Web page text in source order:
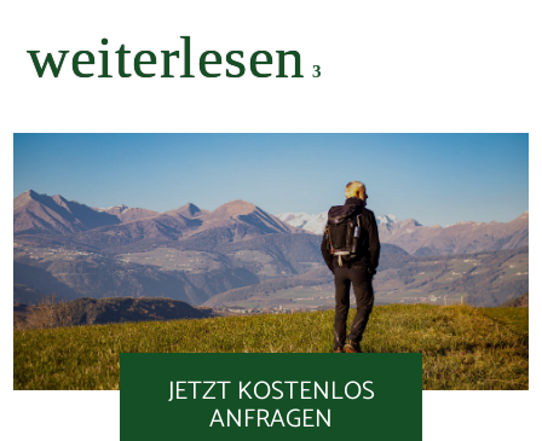
der Umgebung bewirtschaftet. Auf einer Alm bei herrlichem
Panorama schmecken die Südtiroler Spezialitäten so
IhreGastfamilienach Geheimtipps zu den schönsten Touren
und den besten Hütten!
weiterlesen 3
JETZT KOSTENLOS
ANFRAGEN